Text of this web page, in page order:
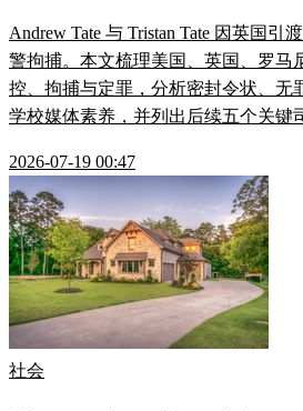
Andrew Tate 与 Tristan Tate 因英国引
警拘捕。本文梳理美国、英国、罗马
控、拘捕与定罪，分析密封令状、无
学校媒体素养，并列出后续五个关键
2026-07-19 00:47
社会